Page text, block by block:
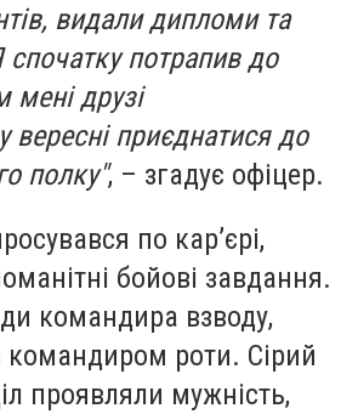
видали дипломи та
спочатку потрапив до
мені друзі
вересні приєднатися до
полку", – згадує офіцер.
по кар’єрі,
бойові завдання.
командира взводу,
командиром роти. Сірий
проявляли мужність,